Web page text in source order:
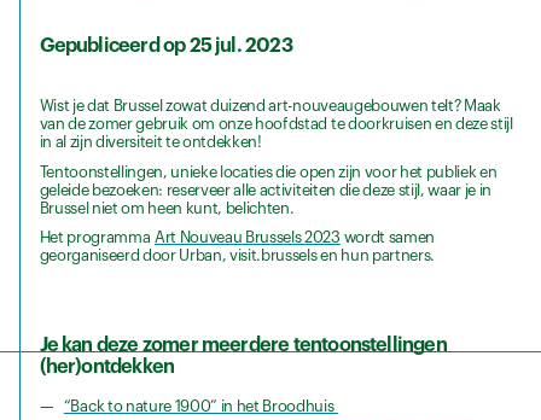
Gepubliceerd op 25 jul. 2023
Wist je dat Brussel zowat duizend art-nouveaugebouwen telt? Maak
van de zomer gebruik om onze hoofdstad te doorkruisen en deze stijl
in al zijn diversiteit te ontdekken!
Tentoonstellingen, unieke locaties die open zijn voor het publiek en
geleide bezoeken: reserveer alle activiteiten die deze stijl, waar je in
Brussel niet om heen kunt, belichten.
Het programma Art Nouveau Brussels 2023 wordt samen
georganiseerd door Urban, visit.brussels en hun partners.
Je kan deze zomer meerdere tentoonstellingen
(her)ontdekken
“Back to nature 1900” in het Broodhuis